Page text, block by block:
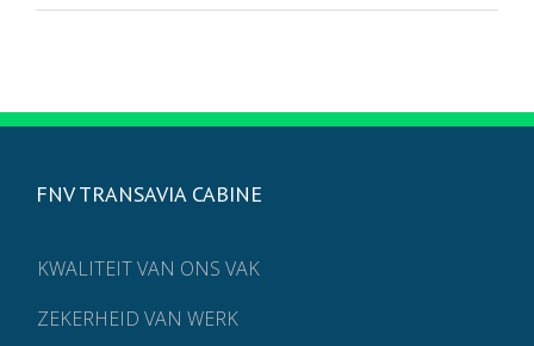
FNV TRANSAVIA CABINE
KWALITEIT VAN ONS VAK
ZEKERHEID VAN WERK